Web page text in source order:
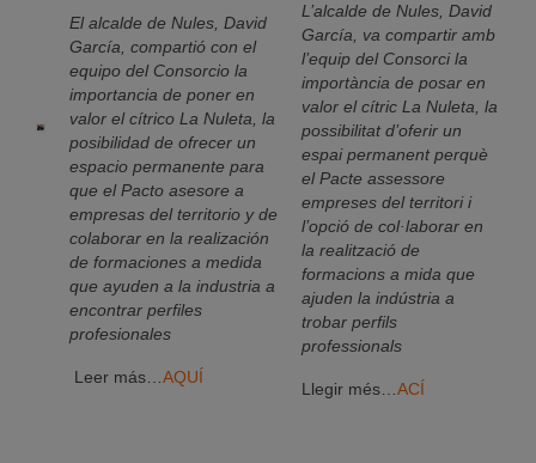
Empleo Público
Buzón denuncias
Gastrofest
Información empresas incendio
El alcalde de Nules, David
García, compartió con el
equipo del Consorcio la
importancia de poner en
valor el cítrico La Nuleta, la
posibilidad de ofrecer un
espacio permanente para
que el Pacto asesore a
empresas del territorio y de
colaborar en la realización
de formaciones a medida
que ayuden a la industria a
encontrar perfiles
profesionales
Leer más… AQUÍ
L’alcalde de Nules, David
García, va compartir amb
l’equip del Consorci la
importància de posar en
valor el cítric La Nuleta, la
possibilitat d’oferir un
espai permanent perquè
el Pacte assessore
empreses del territori i
l’opció de col·laborar en
la realització de
formacions a mida que
ajuden la indústria a
trobar perfils
professionals
Llegir més… ACÍ